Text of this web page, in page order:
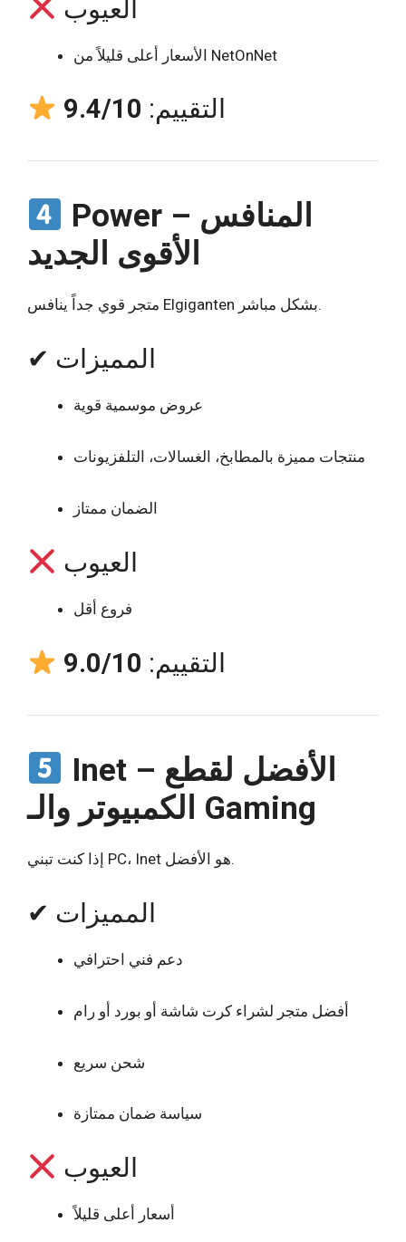
العيوب
الأسعار أعلى قليلاً من NetOnNet
التقييم: 9.4/10
Power – المنافس
الأقوى الجديد
متجر قوي جداً ينافس Elgiganten بشكل مباشر.
✔ المميزات
عروض موسمية قوية
منتجات مميزة بالمطابخ، الغسالات، التلفزيونات
الضمان ممتاز
العيوب
فروع أقل
التقييم: 9.0/10
Inet – الأفضل لقطع
الكمبيوتر والـ Gaming
إذا كنت تبني PC، Inet هو الأفضل.
✔ المميزات
دعم فني احترافي
أفضل متجر لشراء كرت شاشة أو بورد أو رام
شحن سريع
سياسة ضمان ممتازة
العيوب
أسعار أعلى قليلاً